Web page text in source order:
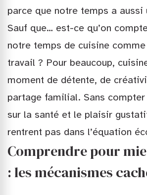
parce que notre temps a aussi
Sauf que… est-ce qu’on
notre temps de cuisine
travail ? Pour beaucoup,
moment de détente, de
partage familial. Sans
sur la santé et le plaisir
rentrent pas dans l’équation
Comprendre pour
: les mécanismes